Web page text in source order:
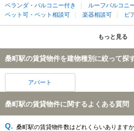
ベランダ・バルコニー付き
ルーフバルコニ
ペット可・ペット相談可
楽器相談可 ピ
もっと見る
桑町駅の賃貸物件を建物種別に絞って探
アパート
桑町駅の賃貸物件に関するよくある質問
桑町駅の賃貸物件数はどれくらいありますか